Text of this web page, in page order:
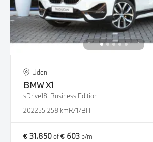
Uden
BMWX1
sDrive18i Business Edition
202255.258 kmR717BH
€ 31.850of€ 603 p/m